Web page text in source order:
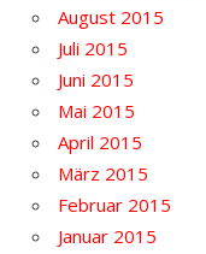
August 2015
Juli 2015
Juni 2015
Mai 2015
April 2015
März 2015
Februar 2015
Januar 2015